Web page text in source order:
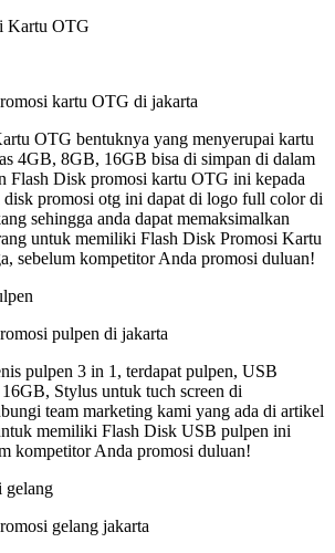
Kartu OTG
OTG bentuknya yang menyerupai kartu
4GB, 8GB, 16GB bisa di simpan di dalam
Flash Disk promosi kartu OTG ini kepada
disk promosi otg ini dapat di logo full color di
sehingga anda dapat memaksimalkan
untuk memiliki Flash Disk Promosi Kartu
sebelum kompetitor Anda promosi duluan!
pulpen 3 in 1, terdapat pulpen, USB
Stylus untuk tuch screen di
team marketing kami yang ada di artikel
memiliki Flash Disk USB pulpen ini
kompetitor Anda promosi duluan!
gelang